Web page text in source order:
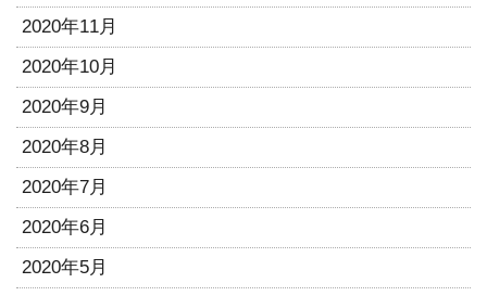
2020年11月
2020年10月
2020年9月
2020年8月
2020年7月
2020年6月
2020年5月